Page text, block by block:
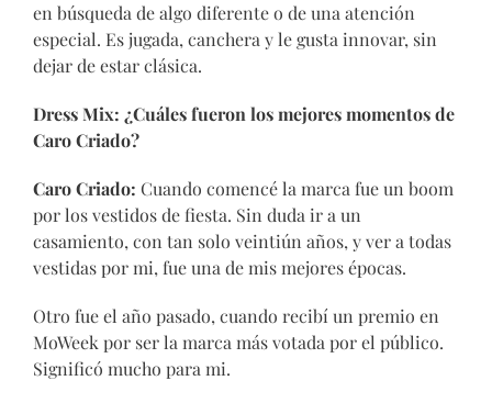
en búsqueda de algo diferente o de una atención
especial. Es jugada, canchera y le gusta innovar, sin
dejar de estar clásica.
Dress Mix: ¿Cuáles fueron los mejores momentos de
Caro Criado?
Caro Criado: Cuando comencé la marca fue un boom
por los vestidos de fiesta. Sin duda ir a un
casamiento, con tan solo veintiún años, y ver a todas
vestidas por mi, fue una de mis mejores épocas.
Otro fue el año pasado, cuando recibí un premio en
MoWeek por ser la marca más votada por el público.
Significó mucho para mi.